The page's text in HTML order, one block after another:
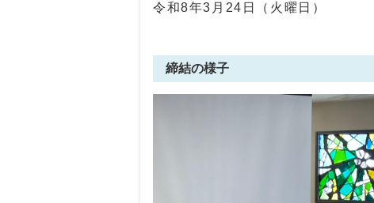
令和8年3月24日（火曜日）
締結の様子